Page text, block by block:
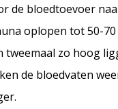
de bloedtoevoer
oplopen tot 50-70
zo hoog
de bloedvaten